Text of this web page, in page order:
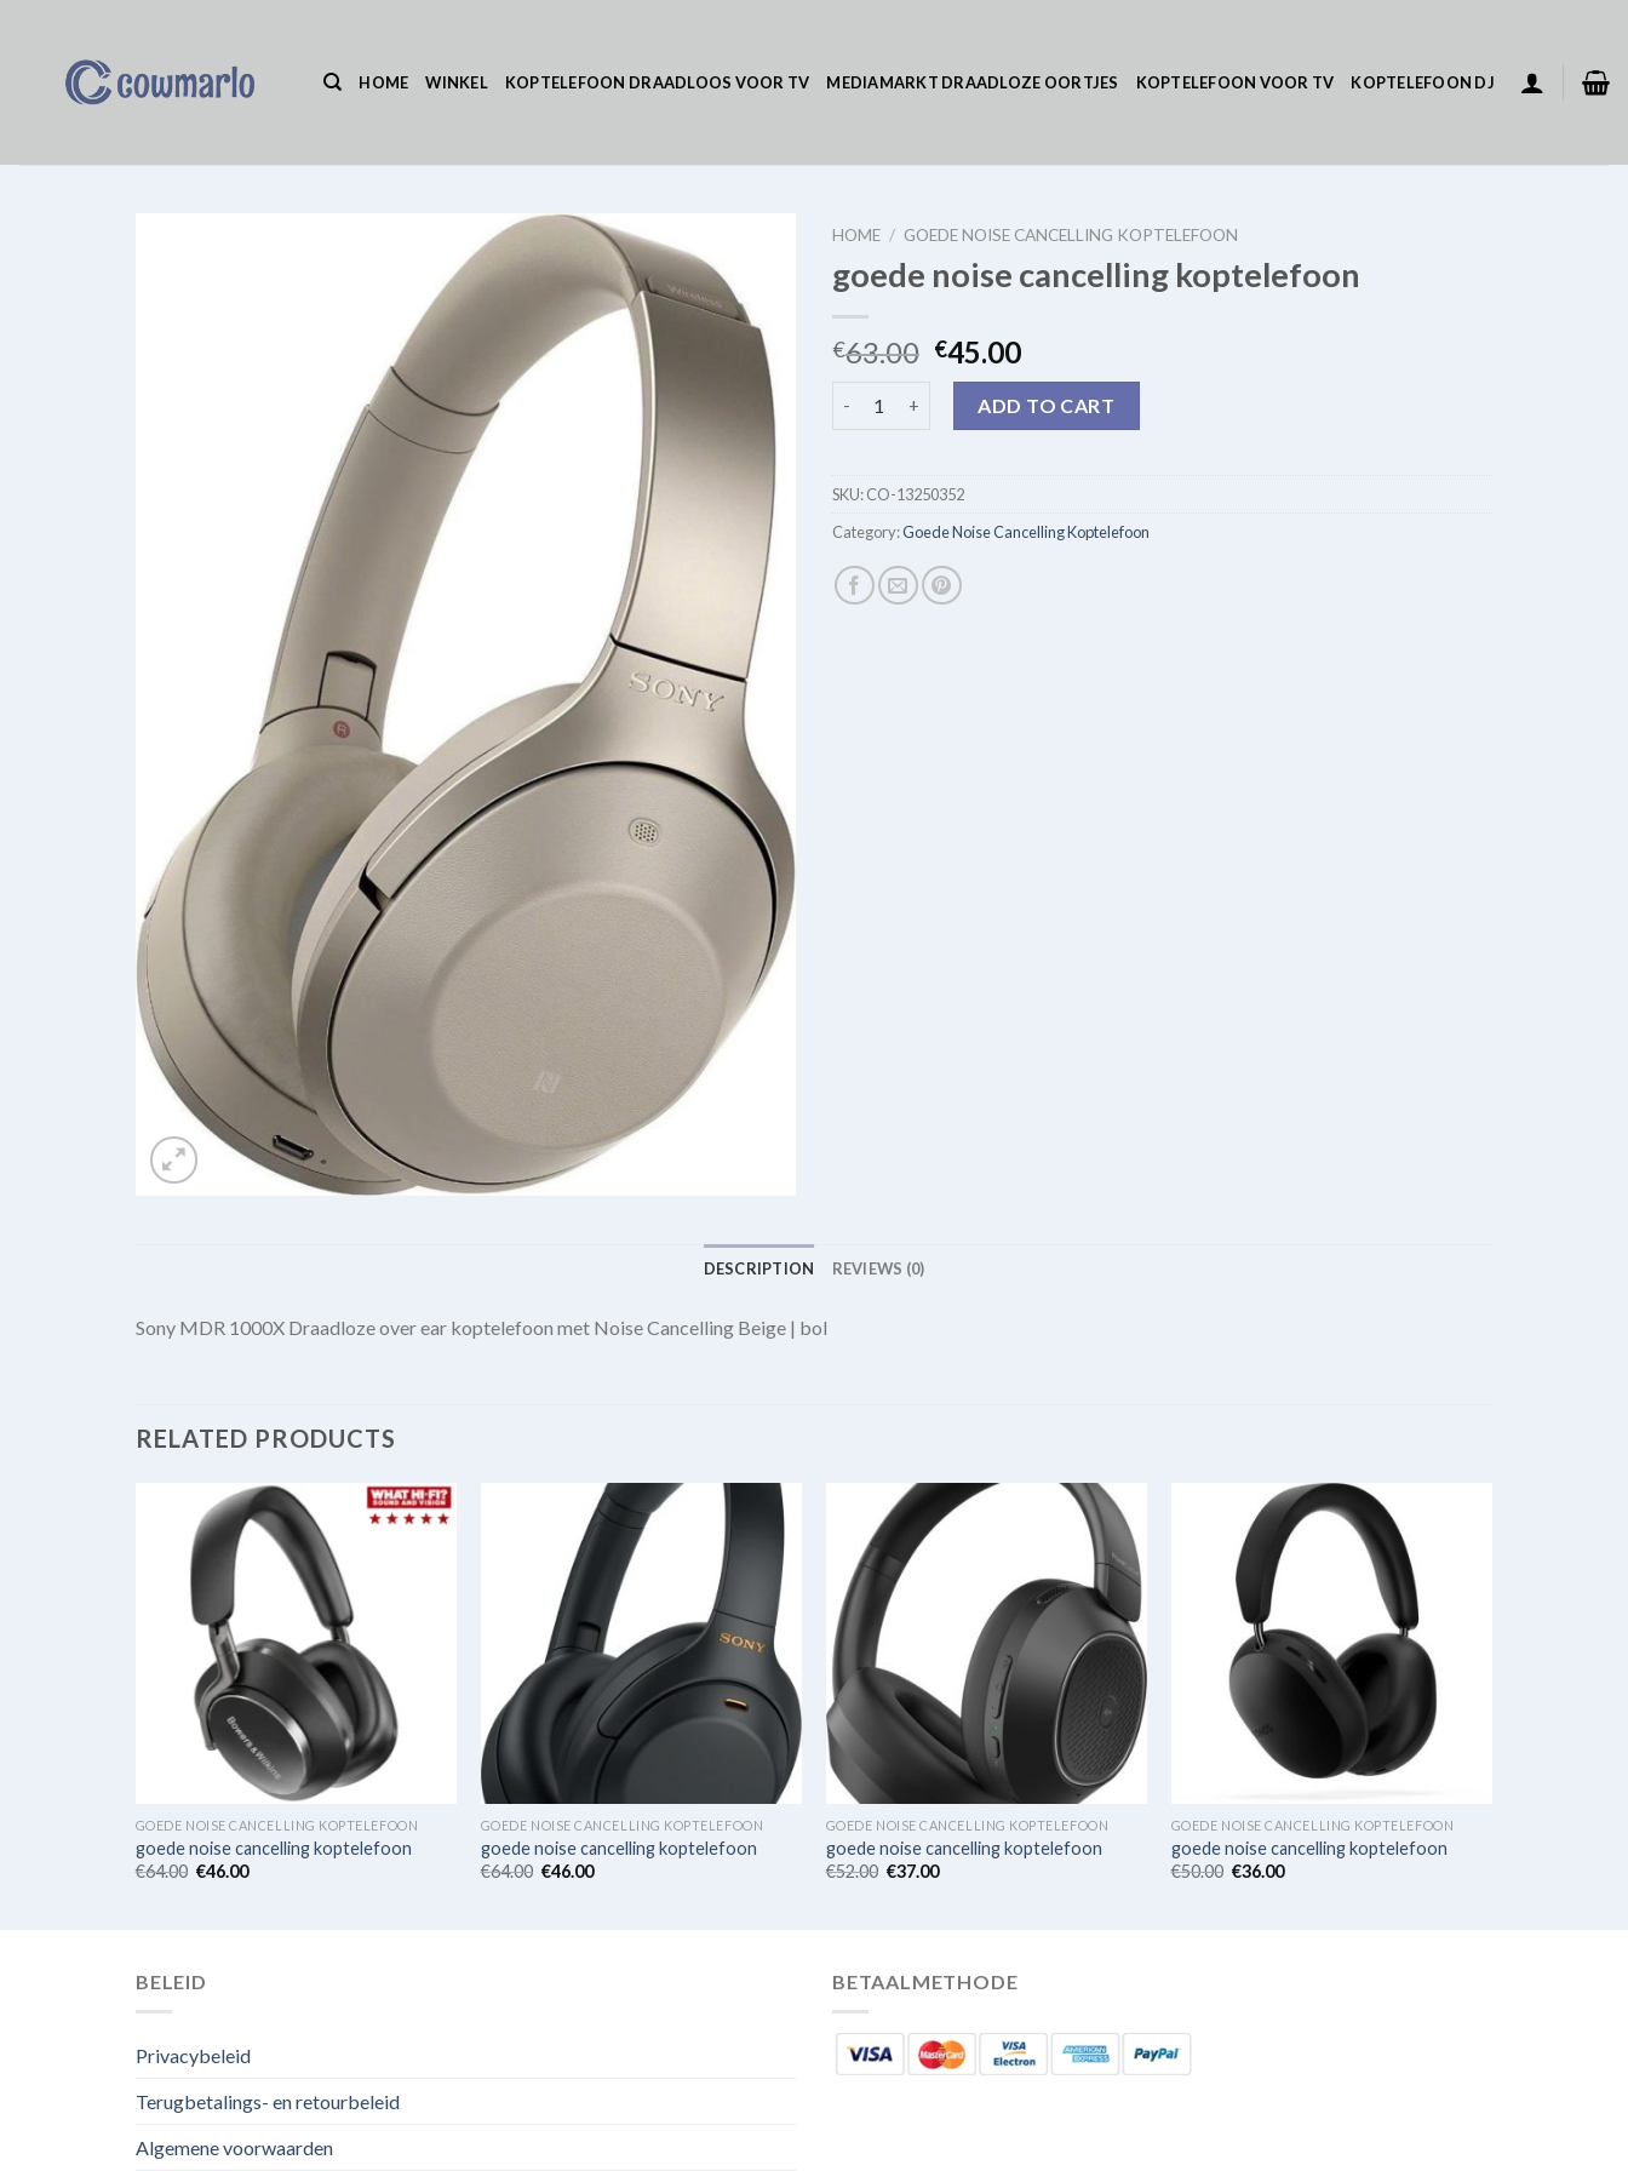
HOME WINKEL KOPTELEFOON DRAADLOOS VOOR TV MEDIAMARKT DRAADLOZE OORTJES KOPTELEFOON VOOR TV KOPTELEFOON DJ
HOME / GOEDE NOISE CANCELLING KOPTELEFOON
goede noise cancelling koptelefoon
€63.00 €45.00
ADD TO CART
SKU:CO-13250352
Category:Goede Noise Cancelling Koptelefoon
DESCRIPTION REVIEWS (0)
Sony MDR 1000X Draadloze over ear koptelefoon met Noise Cancelling Beige | bol
RELATED PRODUCTS
GOEDE NOISE CANCELLING KOPTELEFOON
goede noise cancelling koptelefoon
€64.00 €46.00
GOEDE NOISE CANCELLING KOPTELEFOON
goede noise cancelling koptelefoon
€64.00 €46.00
GOEDE NOISE CANCELLING KOPTELEFOON
goede noise cancelling koptelefoon
€52.00 €37.00
GOEDE NOISE CANCELLING KOPTELEFOON
goede noise cancelling koptelefoon
€50.00 €36.00
BELEID
Privacybeleid
Terugbetalings- en retourbeleid
Algemene voorwaarden
BETAALMETHODE